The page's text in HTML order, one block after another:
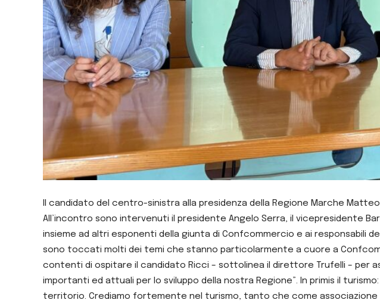
Il candidato del centro-sinistra alla presidenza della Regione Marche
All’incontro sono intervenuti il presidente Angelo Serra, il vicepresidente
insieme ad altri esponenti della giunta di Confcommercio e ai responsabili
sono toccati molti dei temi che stanno particolarmente a cuore a
contenti di ospitare il candidato Ricci – sottolinea il direttore Trufelli – per
importanti ed attuali per lo sviluppo della nostra Regione”. In primis il
territorio. Crediamo fortemente nel turismo, tanto che come associazione